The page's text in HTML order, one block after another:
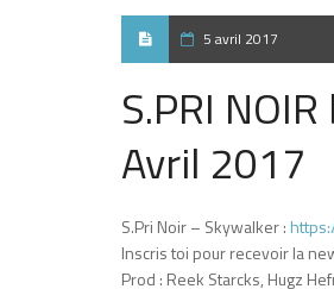
5 avril 2017
S.PRI
Avril 2017
S.Pri Noir – Skywalker :
Inscris toi pour recevoir la
Prod : Reek Starcks, Hugz